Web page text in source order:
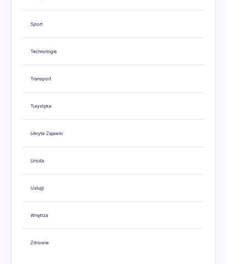
Sport
Technologie
Transport
Turystyka
Ukryte Zajawki
Uroda
Usługi
Wnętrza
Zdrowie